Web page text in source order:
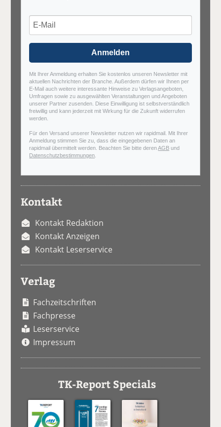
Anmelden
Mit Ihrer Anmeldung erhalten Sie kostenlos unseren Newsletter mit
aktuellen Nachrichten der Branche. Außerdem dürfen wir Ihnen per
E-Mail auch weitere interessante Hinweise zu Verlagsangeboten,
Umfragen sowie zu ausgewählten Veranstaltungen und Angeboten
unserer Partner zusenden. Diese Einwilligung ist selbstverständlich
freiwillig und kann jederzeit mit Wirkung für die Zukunft widerrufen
werden.
Für den Versand unserer Newsletter nutzen wir rapidmail. Mit Ihrer
Anmeldung stimmen Sie zu, dass die eingegebenen Daten an
rapidmail übermittelt werden. Beachten Sie bitte derenAGB und
Datenschutzbestimmungen
Kontakt
Kontakt Redaktion
Kontakt Anzeigen
Kontakt Leserservice
Verlag
Fachzeitschriften
Fachpresse
Leserservice
Impressum
TK-Report Specials